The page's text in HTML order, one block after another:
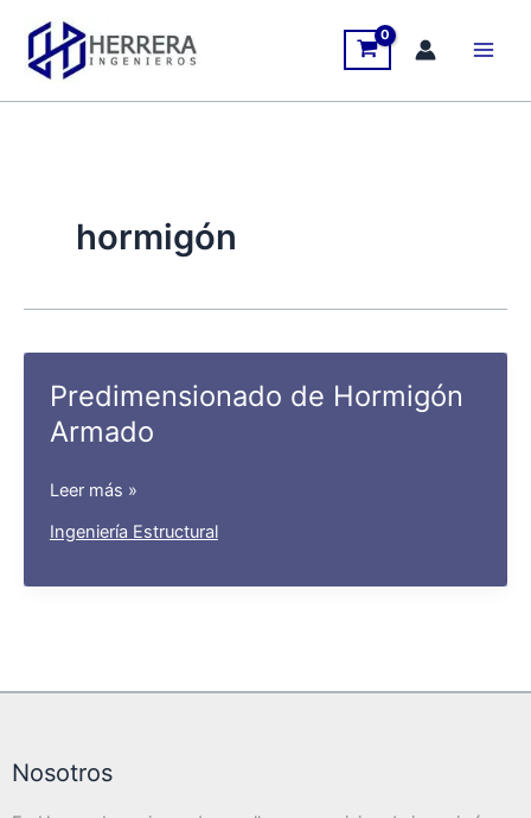
contenido
hormigón
Predimensionado de Hormigón
Armado
Predimensionado
Hormigón
Leer más »
Ingeniería Estructural
Nosotros